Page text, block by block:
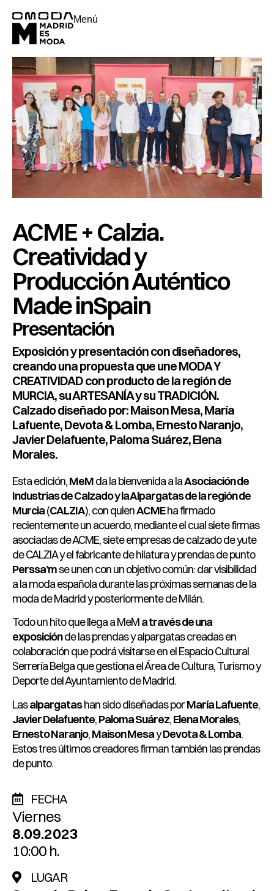
Menú
FECHA
Viernes
8.09.2023
10:00 h.
LUGAR
ACME + Calzia.
Creatividad y
Producción Auténtico
Made inSpain
Presentación
Exposición y presentación con diseñadores,
creando una propuesta que une MODA Y
CREATIVIDAD con producto de la región de
MURCIA, su ARTESANÍA y su TRADICIÓN.
Calzado diseñado por: Maison Mesa, María
Lafuente, Devota & Lomba, Ernesto Naranjo,
Javier Delafuente, Paloma Suárez, Elena
Morales.
Esta edición,MeMda la bienvenida a laAsociación de
Industrias de Calzado y la Alpargatas de la región de
Murcia(CALZIA), con quienACMEha firmado
recientemente un acuerdo, mediante el cual siete firmas
asociadas de ACME, siete empresas de calzado de yute
de CALZIA y el fabricante de hilatura y prendas de punto
Perssa’mse unen con un objetivo común: dar visibilidad
a la moda española durante las próximas semanas de la
moda de Madrid y posteriormente de Milán.
Todo un hito que llega a MeMa través de una
exposiciónde las prendas y alpargatas creadas en
colaboración que podrá visitarse en el Espacio Cultural
Serrería Belga que gestiona el Área de Cultura, Turismo y
Deporte del Ayuntamiento de Madrid.
Lasalpargatashan sido diseñadas porMaría Lafuente,
Javier Delafuente,Paloma Suárez,Elena Morales,
Ernesto Naranjo,Maison MesayDevota & Lomba.
Estos tres últimos creadores firman también las prendas
de punto.